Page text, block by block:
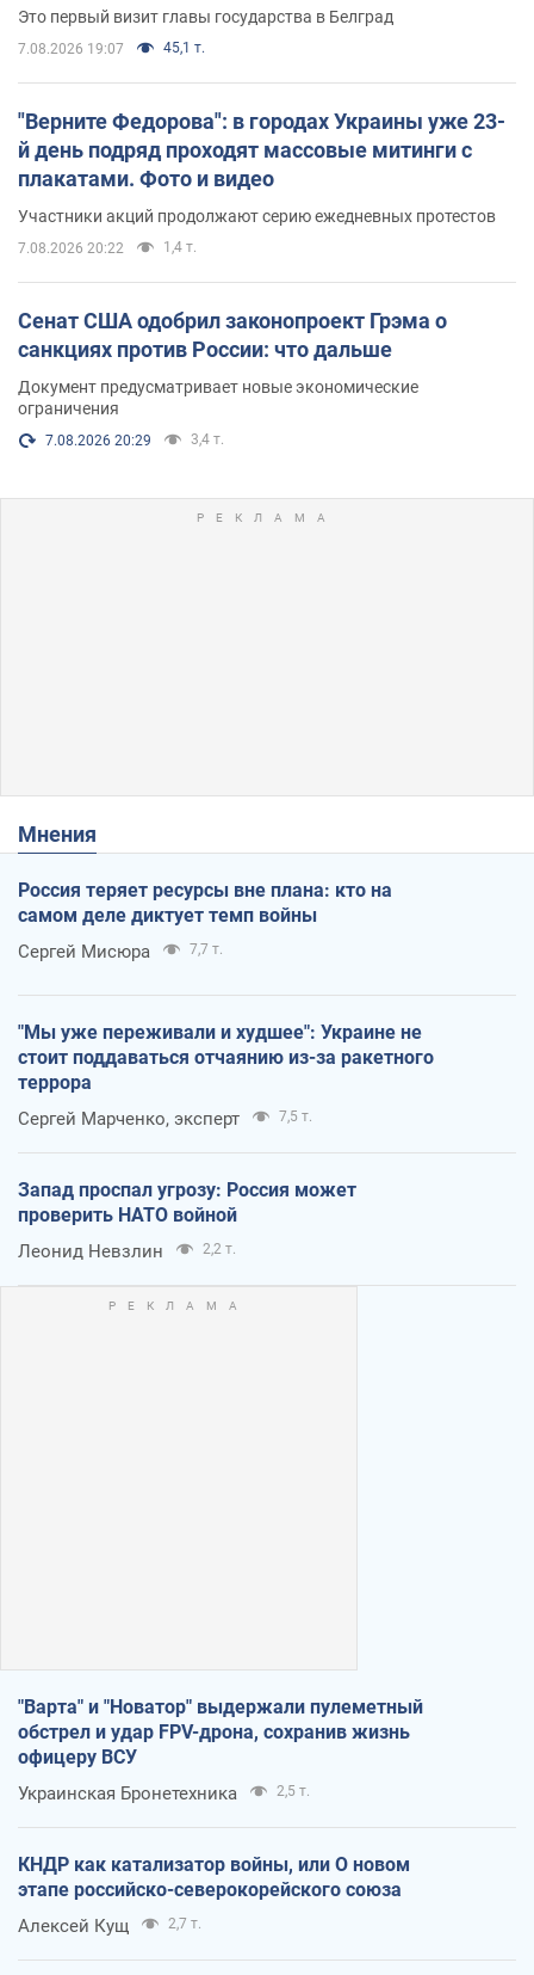
Это первый визит главы государства в Белград
7.08.2026 19:07 45,1 т.
"Верните Федорова": в городах Украины уже 23-
й день подряд проходят массовые митинги с
плакатами. Фото и видео
Участники акций продолжают серию ежедневных протестов
7.08.2026 20:22 1,4 т.
Сенат США одобрил законопроект Грэма о
санкциях против России: что дальше
Документ предусматривает новые экономические
ограничения
7.08.2026 20:29 3,4 т.
Мнения
Россия теряет ресурсы вне плана: кто на
самом деле диктует темп войны
Сергей Мисюра 7,7 т.
"Мы уже переживали и худшее": Украине не
стоит поддаваться отчаянию из-за ракетного
террора
Сергей Марченко, эксперт 7,5 т.
Запад проспал угрозу: Россия может
проверить НАТО войной
Леонид Невзлин 2,2 т.
"Варта" и "Новатор" выдержали пулеметный
обстрел и удар FPV-дрона, сохранив жизнь
офицеру ВСУ
Украинская Бронетехника 2,5 т.
КНДР как катализатор войны, или О новом
этапе российско-северокорейского союза
Алексей Кущ 2,7 т.